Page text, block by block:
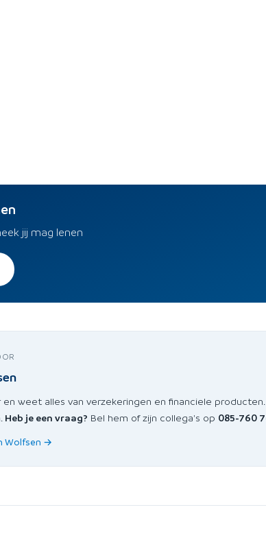
jij mag lenen
en weet alles van verzekeringen en financiele
Heb je een vraag? Bel hem of zijn collega's op 085-760
Wolfsen →